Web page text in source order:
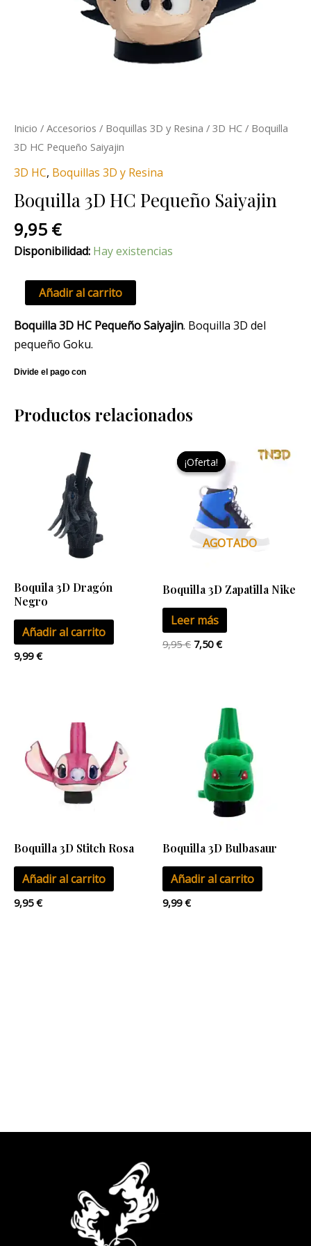
Inicio / Accesorios / Boquillas 3D y Resina / 3D HC / Boquilla
3D HC Pequeño Saiyajin
3D HC, Boquillas 3D y Resina
Boquilla 3D HC Pequeño Saiyajin
9,95 €
Disponibilidad: Hay existencias
Añadir al carrito
Boquilla 3D HC Pequeño Saiyajin. Boquilla 3D del
pequeño Goku.
Productos relacionados
Boquila 3D Dragón
Negro
Añadir al carrito
9,99€
¡Oferta!
AGOTADO
¡Oferta!
Boquilla 3D Zapatilla Nike
Leer más
9,95€
precio
original
era:
9,95 €.
7,50€
precio
actual
7,50 €.
Boquilla 3D Stitch Rosa
Añadir al carrito
9,95€
Boquilla 3D Bulbasaur
Añadir al carrito
9,99€